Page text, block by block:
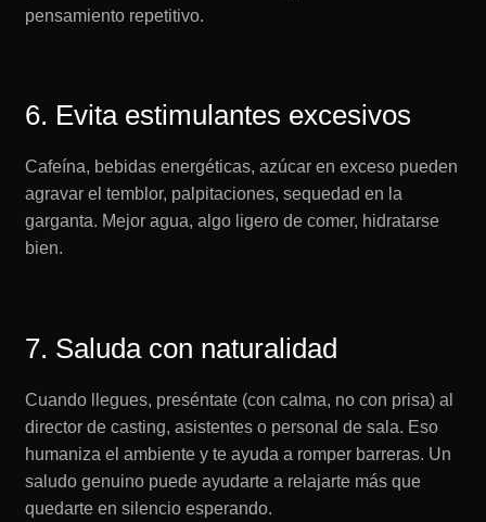
pensamiento repetitivo.
6. Evita estimulantes excesivos
Cafeína, bebidas energéticas, azúcar en exceso pueden
agravar el temblor, palpitaciones, sequedad en la
garganta. Mejor agua, algo ligero de comer, hidratarse
bien.
7. Saluda con naturalidad
Cuando llegues, preséntate (con calma, no con prisa) al
director de casting, asistentes o personal de sala. Eso
humaniza el ambiente y te ayuda a romper barreras. Un
saludo genuino puede ayudarte a relajarte más que
quedarte en silencio esperando.